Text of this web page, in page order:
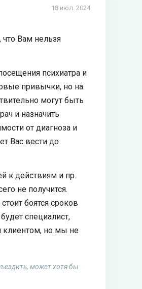
18 июл. 2024
что Вам нельзя
психиатра и
привычки, но на
могут быть
и назначить
от диагноза и
Вас вести до
к действиям и пр.
не получится.
боятся сроков
специалист,
клиентом, но мы не
может хотя бы